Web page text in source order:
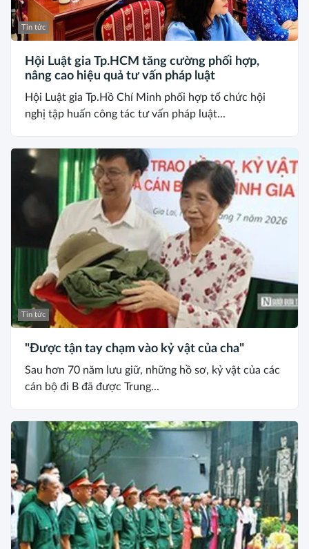
Tin tức
Hội Luật gia Tp.HCM tăng cường phối hợp,
nâng cao hiệu quả tư vấn pháp luật
Hội Luật gia Tp.Hồ Chí Minh phối hợp tổ chức hội
nghị tập huấn công tác tư vấn pháp luật...
Tin tức
"Được tận tay chạm vào kỷ vật của cha"
Sau hơn 70 năm lưu giữ, những hồ sơ, kỷ vật của các
cán bộ đi B đã được Trung...